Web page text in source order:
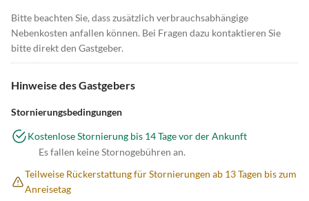
Bitte beachten Sie, dass zusätzlich verbrauchsabhängige
Nebenkosten anfallen können. Bei Fragen dazu kontaktieren Sie
bitte direkt den Gastgeber.
Hinweise des Gastgebers
Stornierungsbedingungen
Kostenlose Stornierung bis 14 Tage vor der Ankunft
Es fallen keine Stornogebühren an.
Teilweise Rückerstattung für Stornierungen ab 13 Tagen bis zum
Anreisetag